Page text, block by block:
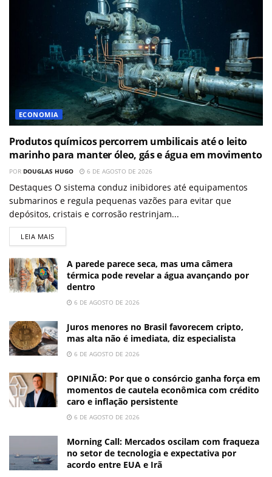
ECONOMIA
Produtos químicos percorrem umbilicais até o leito
marinho para manter óleo, gás e água em movimento
POR DOUGLAS HUGO 6 DE AGOSTO DE 2026
Destaques O sistema conduz inibidores até equipamentos
submarinos e regula pequenas vazões para evitar que
depósitos, cristais e corrosão restrinjam...
LEIA MAIS
A parede parece seca, mas uma câmera
térmica pode revelar a água avançando por
dentro
6 DE AGOSTO DE 2026
Juros menores no Brasil favorecem cripto,
mas alta não é imediata, diz especialista
6 DE AGOSTO DE 2026
OPINIÃO: Por que o consórcio ganha força em
momentos de cautela econômica com crédito
caro e inflação persistente
6 DE AGOSTO DE 2026
Morning Call: Mercados oscilam com fraqueza
no setor de tecnologia e expectativa por
acordo entre EUA e Irã